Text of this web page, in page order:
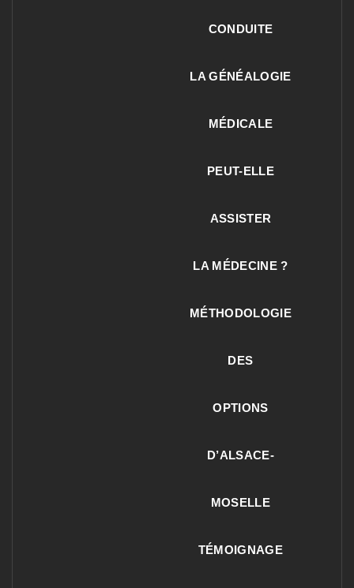
CONDUITE
LA GÉNÉALOGIE
MÉDICALE
PEUT-ELLE
ASSISTER
LA MÉDECINE ?
MÉTHODOLOGIE
DES
OPTIONS
D’ALSACE-
MOSELLE
TÉMOIGNAGE